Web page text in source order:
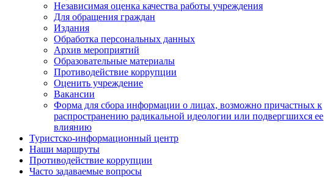
Независимая оценка качества работы учреждения
Для обращения граждан
Издания
Обработка персональных данных
Архив мероприятий
Образовательные материалы
Противодействие коррупции
Оценить учреждение
Вакансии
Форма для сбора информации о лицах, возможно причастных к
распространению радикальной идеологии или подвергшихся ее
влиянию
Туристско-информационный центр
Наши маршруты
Противодействие коррупции
Часто задаваемые вопросы